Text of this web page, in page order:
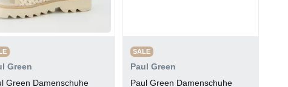
Green
Green Damenschuhe
SALE
Paul Green
Paul Green Damenschuhe